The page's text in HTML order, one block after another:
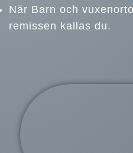
När Barn och
remissen kallas du.